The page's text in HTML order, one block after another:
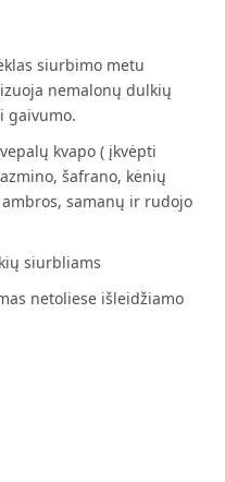
siurbimo metu
nemalonų dulkių
gaivumo.
kvapo ( įkvėpti
šafrano, kėnių
samanų ir rudojo
siurbliams
netoliese išleidžiamo